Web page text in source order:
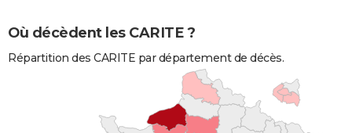
Où décèdent les CARITE ?
Répartition des CARITE par département de décès.